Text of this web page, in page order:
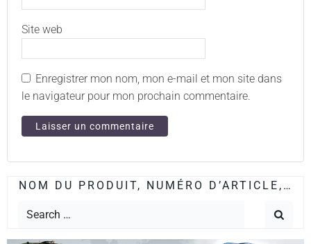
Site web
Enregistrer mon nom, mon e-mail et mon site dans
le navigateur pour mon prochain commentaire.
NOM DU PRODUIT, NUMÉRO D’ARTICLE,…